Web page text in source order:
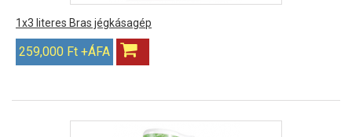
1x3 literes Bras jégkásagép
259,000 Ft +ÁFA